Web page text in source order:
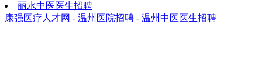
丽水中医医生招聘
康强医疗人才网 - 温州医院招聘 - 温州中医医生招聘